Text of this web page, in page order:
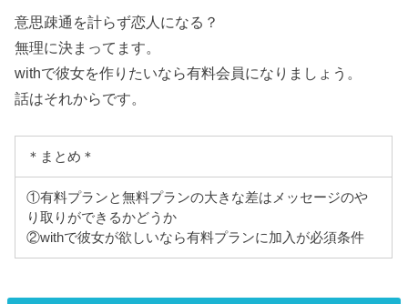
意思疎通を計らず恋人になる？
無理に決まってます。
withで彼女を作りたいなら有料会員になりましょう。
話はそれからです。
＊まとめ＊
①有料プランと無料プランの大きな差はメッセージのや
り取りができるかどうか
②withで彼女が欲しいなら有料プランに加入が必須条件